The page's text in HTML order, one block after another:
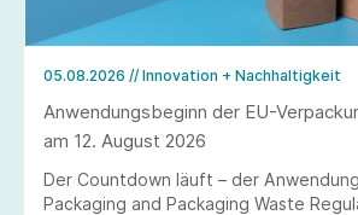
05.08.2026 // Innovation + Nachhaltigkeit
Anwendungsbeginn der EU-
am 12. August 2026
Der Countdown läuft – der
Packaging and Packaging Waste